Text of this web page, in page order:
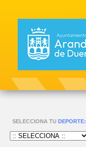
SELECCIONA TU DEPORTE: